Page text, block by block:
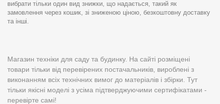
вибрати тільки один вид знижки, що надається, такий як
замовлення через кошик, зі зниженою ціною, безкоштовну доставку
та інші.
Магазин техніки для саду та будинку. На сайті розміщені
товари тільки від перевірених постачальників, вироблені з
виконанням всіх технічних вимог до матеріалів і збірки. Тут
тільки якісні моделі з усіма підтверджуючими сертифікатами -
перевірте самі!